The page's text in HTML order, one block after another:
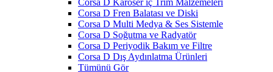
Corsa D Karoser iç Trim Malzemeleri
Corsa D Fren Balatası ve Diski
Corsa D Multi Medya & Ses Sistemle
Corsa D Soğutma ve Radyatör
Corsa D Periyodik Bakım ve Filtre
Corsa D Dış Aydınlatma Ürünleri
Tümünü Gör